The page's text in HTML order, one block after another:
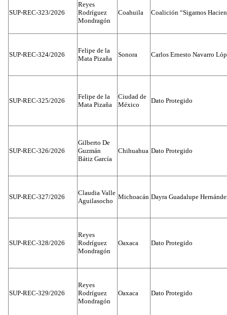
SUP-REC-323/2026
Reyes
Rodríguez
Mondragón
Coahuila Coalición “Sigamos
SUP-REC-324/2026
Felipe de la
Mata Pizaña
Sonora Carlos Ernesto Navarro
SUP-REC-325/2026
Felipe de la
Mata Pizaña
Ciudad de
México
Dato Protegido
SUP-REC-326/2026
Gilberto De
Guzmán
Bátiz García
Chihuahua Dato Protegido
SUP-REC-327/2026
Claudia Valle
Aguilasocho
Michoacán Dayra Guadalupe
SUP-REC-328/2026
Reyes
Rodríguez
Mondragón
Oaxaca Dato Protegido
SUP-REC-329/2026
Reyes
Rodríguez
Mondragón
Oaxaca Dato Protegido